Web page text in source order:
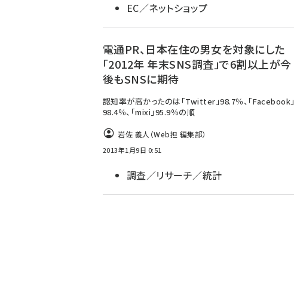
EC／ネットショップ
電通PR、日本在住の男女を対象にした
「2012年 年末SNS調査」で6割以上が今
後もSNSに期待
認知率が高かったのは「Twitter」98.7％、「Facebook」
98.4％、「mixi」95.9％の順
岩佐 義人（Web担 編集部）
2013年1月9日 0:51
調査／リサーチ／統計